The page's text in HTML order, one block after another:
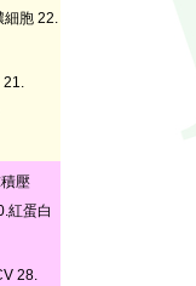
細胞 22.
21.
壓
紅蛋白
28.